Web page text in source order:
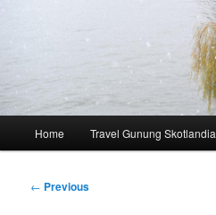
content
Home Travel Gunung Skotlandia
Post
← Previous